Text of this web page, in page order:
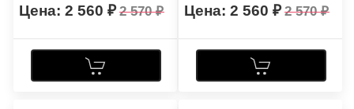
2 560 2 570 2 560 2 570